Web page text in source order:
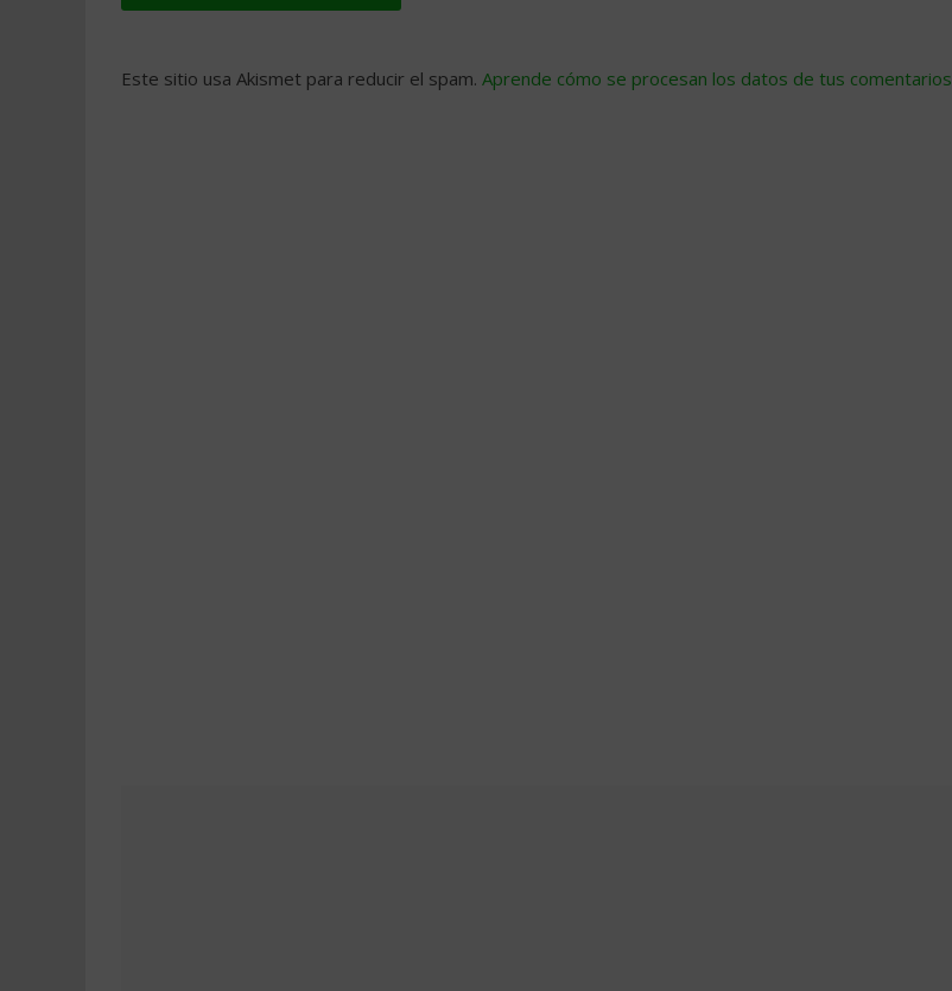
Este sitio usa Akismet para reducir el spam. Aprende cómo se procesan los datos de tus comentarios